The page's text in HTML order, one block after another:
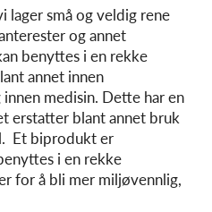
lager små og veldig rene
og annet
benyttes i en rekke
annet innen
medisin. Dette har en
erstatter blant annet bruk
Et biprodukt er
i en rekke
for å bli mer miljøvennlig,